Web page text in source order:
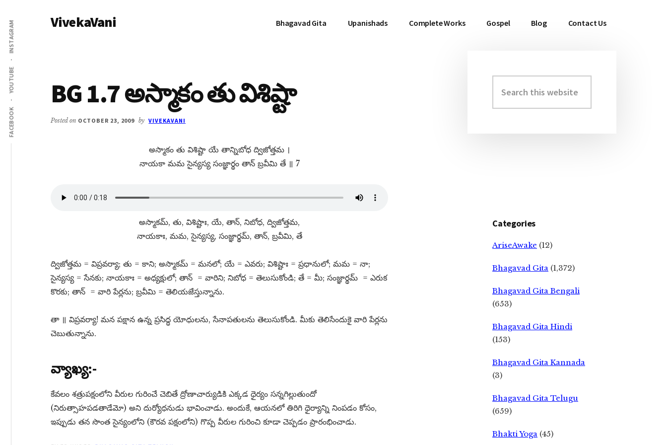
main
content
primary
sidebar
Additional
menu
FACEBOOK
YOUTUBE
INSTAGRAM VivekaVani Bhagavad Gita Upanishads Complete Works Gospel Blog Contact Us
BG 1.7 అస్మాకం తు విశిష్టా
Posted on OCTOBER 23, 2009 by VIVEKAVANI
అస్మాకం తు విశిష్టా యే తాన్నిబోధ ద్విజోత్తమ ।
నాయకా మమ సైన్యస్య సంజ్ఞార్థం తాన్​ బ్రవీమి తే ॥ 7
అస్మాకమ్​, తు, విశిష్టాః, యే, తాన్​, నిబోధ, ద్విజోత్తమ,
నాయకాః, మమ, సైన్యస్య, సంజ్ఞార్థమ్​, తాన్​, బ్రవీమి, తే
ద్విజోత్తమ = విప్రవర్యా; తు = కాని; అస్మాకమ్​ = మనలో; యే = ఎవరు; విశిష్టాః = ప్రధానులో; మమ = నా;
సైన్యస్య = సేనకు; నాయకాః = అధ్యక్షులో; తాన్ ​ = వారిని; నిబోధ = తెలుసుకోండి; తే = మీ; సంజ్ఞార్థమ్ ​ = ఎరుక
కొరకు; తాన్ ​ = వారి పేర్లను; బ్రవీమి = తెలియజేస్తున్నాను.
తా ॥ విప్రవర్యా! మన పక్షాన ఉన్న ప్రసిద్ధ యోధులను, సేనాపతులను తెలుసుకోండి. మీకు తెలిసేందుకై వారి పేర్లను
చెబుతున్నాను.
వ్యాఖ్య:-
కేవలం శత్రుపక్షంలోని వీరుల గురించే చెబితే ద్రోణాచార్యుడికి ఎక్కడ ధైర్యం సన్నగిల్లుతుందో
(నిరుత్సాహపడతాడేమో) అని దుర్యోధనుడు భావించాడు. అందుకే, ఆయనలో తిరిగి ధైర్యాన్ని నింపడం కోసం,
ఇప్పుడు తన సొంత సైన్యంలోని (కౌరవ పక్షంలోని) గొప్ప వీరుల గురించి కూడా చెప్పడం ప్రారంభించాడు.
Primary
Sidebar
this
website
Categories
AriseAwake (12)
Bhagavad Gita (1,372)
Bhagavad Gita Bengali
(653)
Bhagavad Gita Hindi
(153)
Bhagavad Gita Kannada
(3)
Bhagavad Gita Telugu
(659)
Bhakti Yoga (45)